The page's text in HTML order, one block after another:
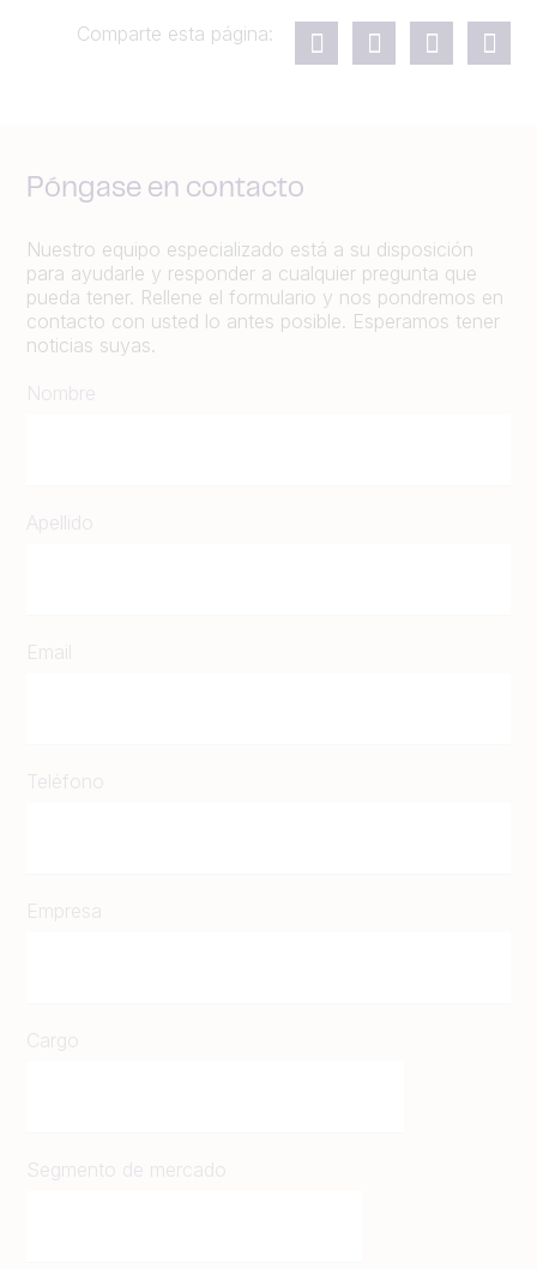
Comparte esta página:
Póngase en contacto
Nuestro equipo especializado está a su disposición
para ayudarle y responder a cualquier pregunta que
pueda tener. Rellene el formulario y nos pondremos en
contacto con usted lo antes posible. Esperamos tener
noticias suyas.
Nombre
Apellido
Email
Teléfono
Empresa
Cargo
Segmento de mercado